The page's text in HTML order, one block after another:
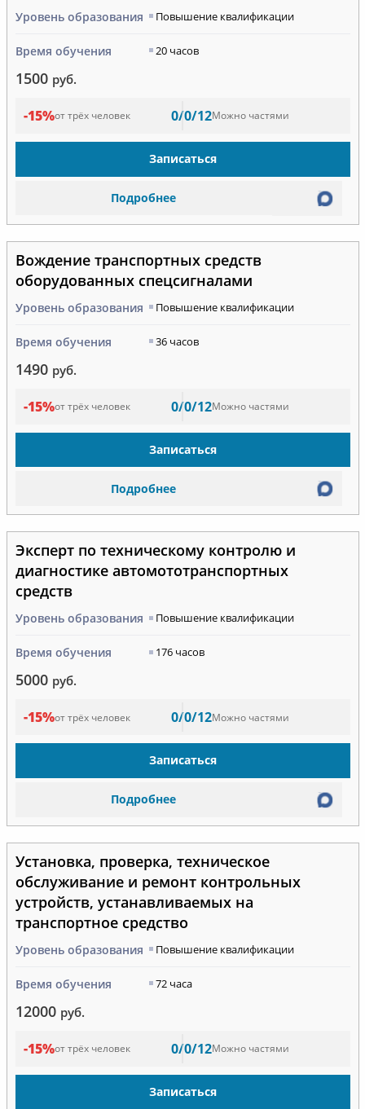
Уровень образования Повышение квалификации
Время обучения 20 часов
1500 руб.
-15%от трёх человек 0/0/12Можно частями
Записаться
Подробнее
Вождение транспортных средств
оборудованных спецсигналами
Уровень образования Повышение квалификации
Время обучения 36 часов
1490 руб.
-15%от трёх человек 0/0/12Можно частями
Записаться
Подробнее
Эксперт по техническому контролю и
диагностике автомототранспортных
средств
Уровень образования Повышение квалификации
Время обучения 176 часов
5000 руб.
-15%от трёх человек 0/0/12Можно частями
Записаться
Подробнее
Установка, проверка, техническое
обслуживание и ремонт контрольных
устройств, устанавливаемых на
транспортное средство
Уровень образования Повышение квалификации
Время обучения 72 часа
12000 руб.
-15%от трёх человек 0/0/12Можно частями
Записаться